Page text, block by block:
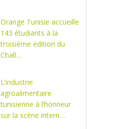
Orange Tunisie accueille
143 étudiants à la
troisième édition du
Chall…
L’industrie
agroalimentaire
tunisienne à l’honneur
sur la scène intern…